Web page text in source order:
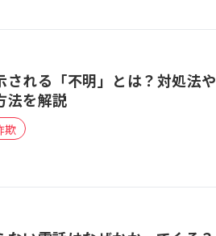
される「不明」とは？対処法や
法を解説
欺